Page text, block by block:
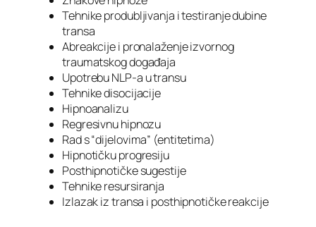
Tehnike produbljivanja i testiranje dubine
transa
Abreakcije i pronalaženje izvornog
traumatskog događaja
Upotrebu NLP-a u transu
Tehnike disocijacije
Hipnoanalizu
Regresivnu hipnozu
Rad s “dijelovima” (entitetima)
Hipnotičku progresiju
Posthipnotičke sugestije
Tehnike resursiranja
Izlazak iz transa i posthipnotičke reakcije